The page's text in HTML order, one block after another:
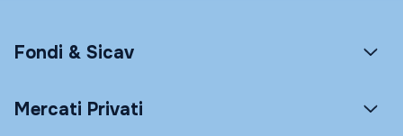
Fondi & Sicav
Mercati Privati